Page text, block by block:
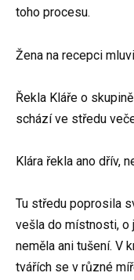
toho procesu.
Žena na recepci
Řekla Kláře o
schází ve středu
Klára řekla ano dřív,
Tu středu poprosila
vešla do místnosti, o
neměla ani tušení. V
tvářích se v různé